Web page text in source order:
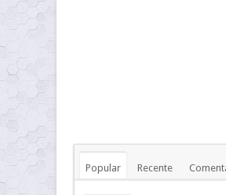
Popular Recente